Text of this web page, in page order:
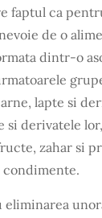
faptul ca
de o
dintr-o
lapte si
si derivatele
zahar si
eliminarea